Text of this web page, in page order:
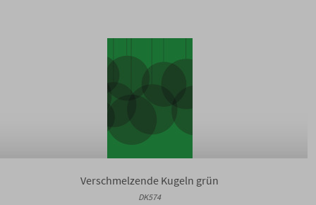
Verschmelzende Kugeln grün
DK574